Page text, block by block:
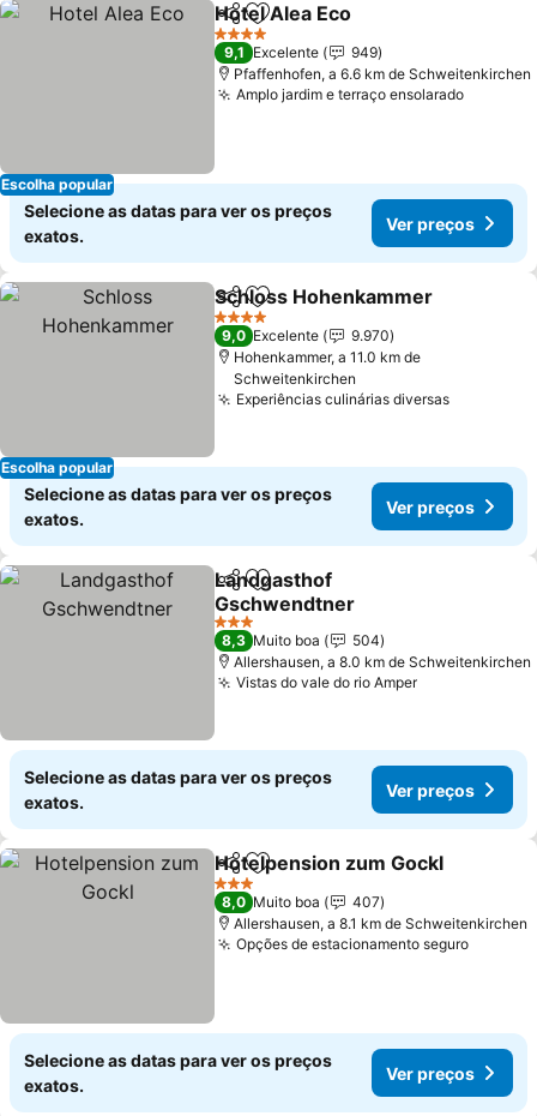
Escolha popular
PartilharAdicionar aos favoritos
Hotel Alea Eco
4 Estrelas
9,1 Excelente
949
Pfaffenhofen, a 6.6 km de Schweitenkirchen
Amplo jardim e terraço ensolarado
Selecione as datas para ver os preços
exatos.
Ver preços
Escolha popular
PartilharAdicionar aos favoritos
Schloss Hohenkammer
4 Estrelas
9,0 Excelente
9.970
Hohenkammer, a 11.0 km de
Schweitenkirchen
Experiências culinárias diversas
Selecione as datas para ver os preços
exatos.
Ver preços
PartilharAdicionar aos favoritos
Landgasthof
Gschwendtner
3 Estrelas
8,3 Muito boa
504
Allershausen, a 8.0 km de Schweitenkirchen
Vistas do vale do rio Amper
Selecione as datas para ver os preços
exatos.
Ver preços
PartilharAdicionar aos favoritos
Hotelpension zum Gockl
3 Estrelas
8,0 Muito boa
407
Allershausen, a 8.1 km de Schweitenkirchen
Opções de estacionamento seguro
Selecione as datas para ver os preços
exatos.
Ver preços